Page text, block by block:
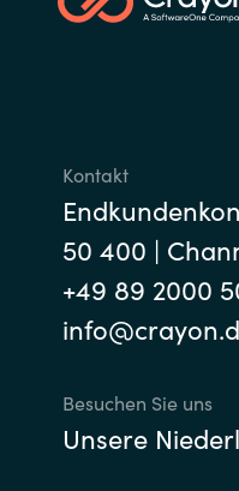
Kontakt
50 400 |
+49 89 2000
Besuchen Sie uns
Unsere